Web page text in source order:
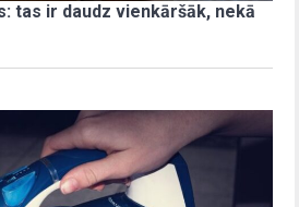
tas ir daudz vienkāršāk, nekā